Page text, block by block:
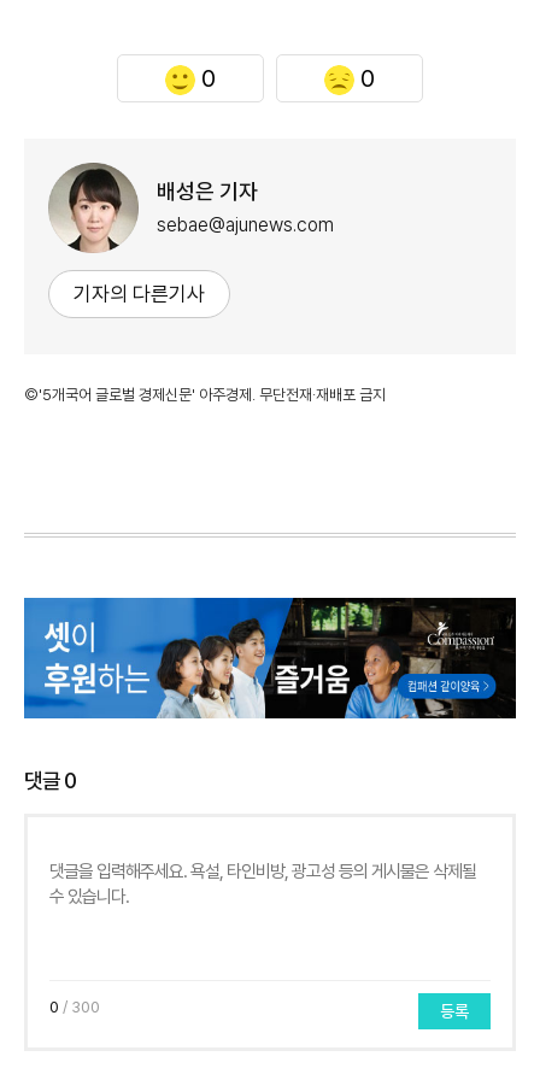
0 0
배성은 기자
sebae@ajunews.com
기자의 다른기사
©'5개국어 글로벌 경제신문' 아주경제. 무단전재·재배포 금지
댓글0
0 / 300 등록